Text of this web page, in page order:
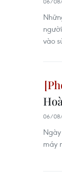
vào
06/
máy